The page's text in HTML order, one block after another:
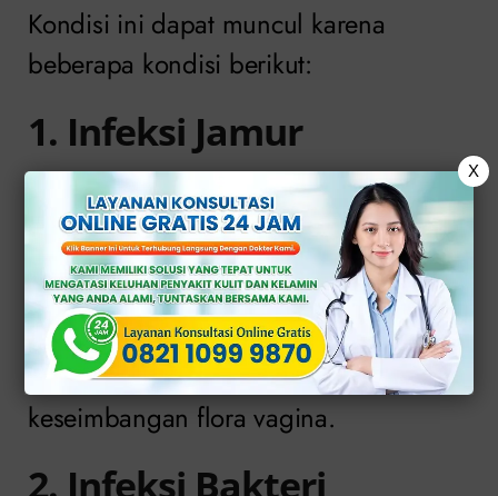
Kondisi ini dapat muncul karena
beberapa kondisi berikut:
1. Infeksi Jamur
Infeksi jamur dapat menyebabkan
benjolan kecil di sertai gatal hebat,
kemerahan, dan keputihan kental.
Kondisi ini sering terjadi akibat
kelembapan berlebih atau perubahan
keseimbangan flora vagina.
2. Infeksi Bakteri
X